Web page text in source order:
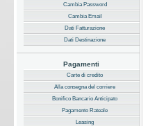
Cambia Password
Cambia Email
Dati Fatturazione
Dati Destinazione
Pagamenti
Carte di credito
Alla consegna del corriere
Bonifico Bancario Anticipato
Pagamento Rateale
Leasing